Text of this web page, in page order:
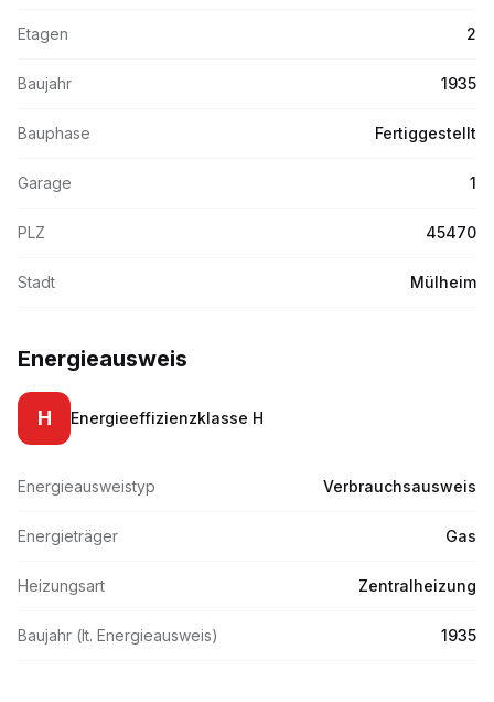
Etagen 2
Baujahr 1935
Bauphase Fertiggestellt
Garage 1
PLZ 45470
Stadt Mülheim
Energieausweis
H Energieeffizienzklasse H
Energieausweistyp Verbrauchsausweis
Energieträger Gas
Heizungsart Zentralheizung
Baujahr (lt. Energieausweis) 1935